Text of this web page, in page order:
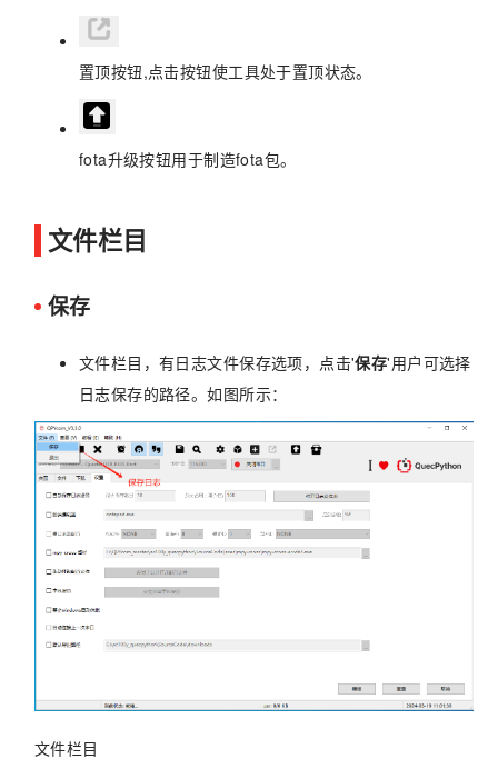
置顶按钮,点击按钮使工具处于置顶状态。
fota升级按钮用于制造fota包。
文件栏目
保存
文件栏目，有日志文件保存选项，点击'保存'用户可选择
日志保存的路径。如图所示：
文件栏目